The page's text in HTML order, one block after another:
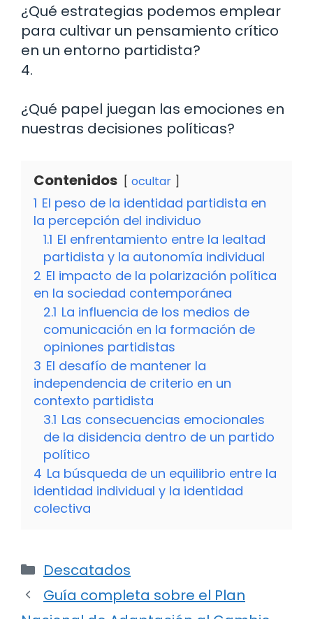
¿Qué estrategias podemos emplear
para cultivar un pensamiento crítico
en un entorno partidista?
4.
¿Qué papel juegan las emociones en
nuestras decisiones políticas?
Contenidos ocultar
1 El peso de la identidad partidista en
la percepción del individuo
1.1 El enfrentamiento entre la lealtad
partidista y la autonomía individual
2 El impacto de la polarización política
en la sociedad contemporánea
2.1 La influencia de los medios de
comunicación en la formación de
opiniones partidistas
3 El desafío de mantener la
independencia de criterio en un
contexto partidista
3.1 Las consecuencias emocionales
de la disidencia dentro de un partido
político
4 La búsqueda de un equilibrio entre la
identidad individual y la identidad
colectiva
Categorías
Descatados
Guía completa sobre el Plan